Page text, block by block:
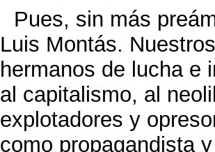
Pues, sin más
Luis Montás.
hermanos de lucha e
al capitalismo, al
explotadores y
como propagandista